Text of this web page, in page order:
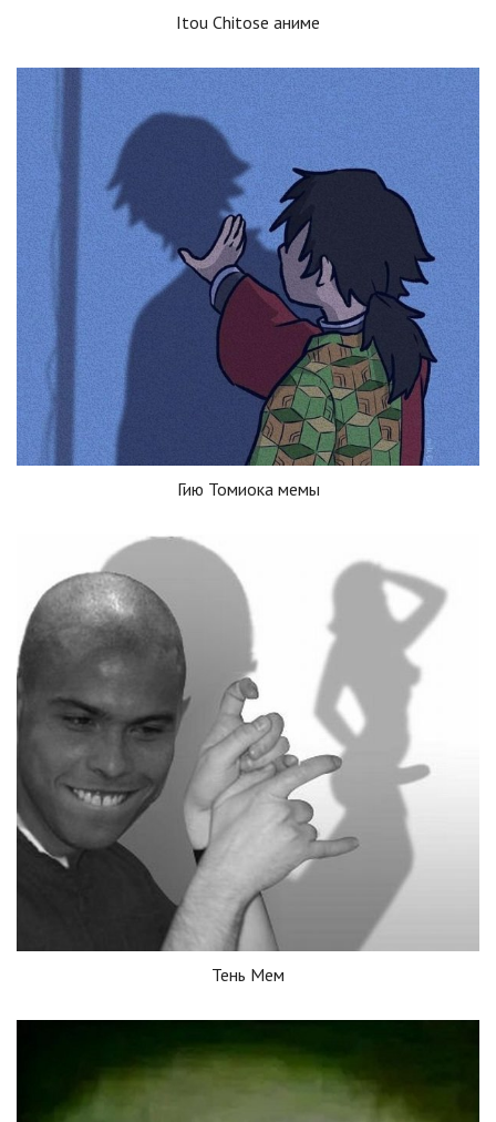
Itou Chitose аниме
Гию Томиока мемы
Тень Мем